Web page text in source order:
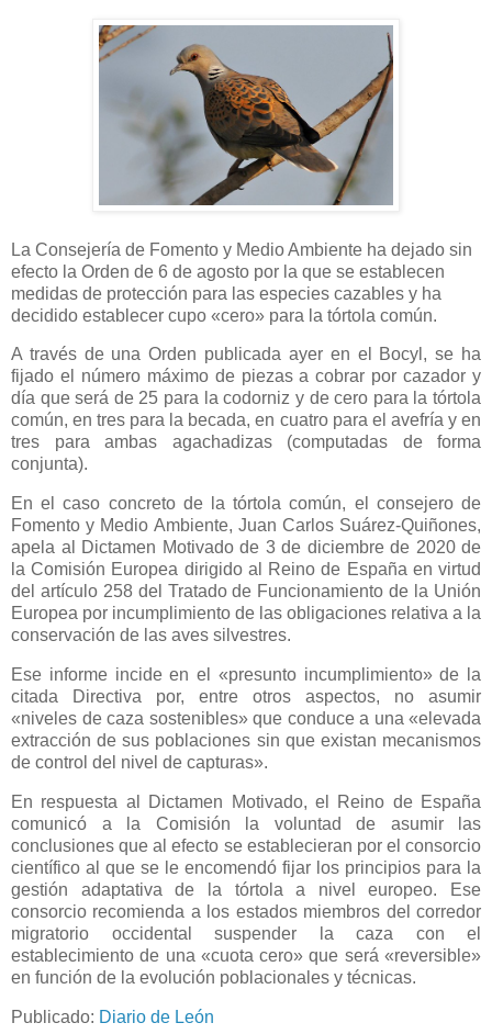
La Consejería de Fomento y Medio Ambiente ha dejado sin
efecto la Orden de 6 de agosto por la que se establecen
medidas de protección para las especies cazables y ha
decidido establecer cupo «cero» para la tórtola común.
A través de una Orden publicada ayer en el Bocyl, se ha
fijado el número máximo de piezas a cobrar por cazador y
día que será de 25 para la codorniz y de cero para la tórtola
común, en tres para la becada, en cuatro para el avefría y en
tres para ambas agachadizas (computadas de forma
conjunta).
En el caso concreto de la tórtola común, el consejero de
Fomento y Medio Ambiente, Juan Carlos Suárez-Quiñones,
apela al Dictamen Motivado de 3 de diciembre de 2020 de
la Comisión Europea dirigido al Reino de España en virtud
del artículo 258 del Tratado de Funcionamiento de la Unión
Europea por incumplimiento de las obligaciones relativa a la
conservación de las aves silvestres.
Ese informe incide en el «presunto incumplimiento» de la
citada Directiva por, entre otros aspectos, no asumir
«niveles de caza sostenibles» que conduce a una «elevada
extracción de sus poblaciones sin que existan mecanismos
de control del nivel de capturas».
En respuesta al Dictamen Motivado, el Reino de España
comunicó a la Comisión la voluntad de asumir las
conclusiones que al efecto se establecieran por el consorcio
científico al que se le encomendó fijar los principios para la
gestión adaptativa de la tórtola a nivel europeo. Ese
consorcio recomienda a los estados miembros del corredor
migratorio occidental suspender la caza con el
establecimiento de una «cuota cero» que será «reversible»
en función de la evolución poblacionales y técnicas.
Publicado: Diario de León